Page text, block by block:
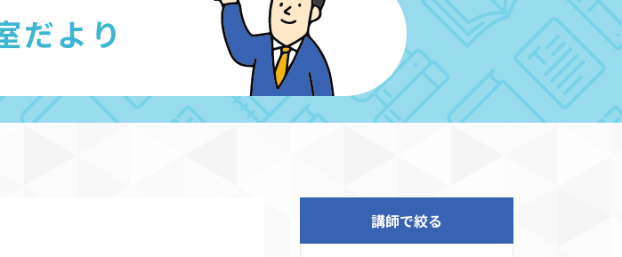
オンライン授業 動画ギャラリー
職員室だより よくある質問
だより
講師で絞る